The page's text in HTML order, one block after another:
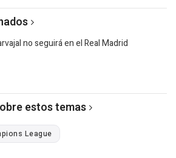
no seguirá en el Real Madrid
estos temas
League